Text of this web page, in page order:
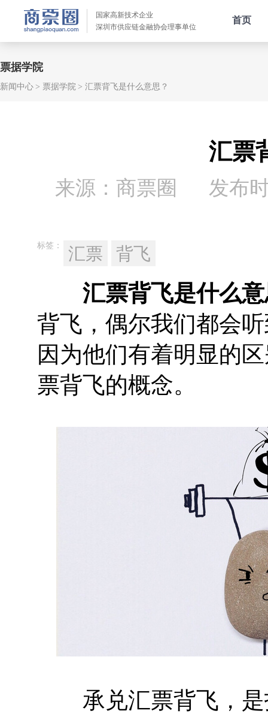
国家高新技术企业
深圳市供应链金融协会理事单位
首页
票据学院
新闻中心 票据学院 汇票背飞是什么意思？
汇票
来源：商票圈 发布
标签： 汇票 背飞
汇票背飞是什么
背飞，偶尔我们都会
因为他们有着明显的
票背飞的概念。
承兑汇票背飞，是